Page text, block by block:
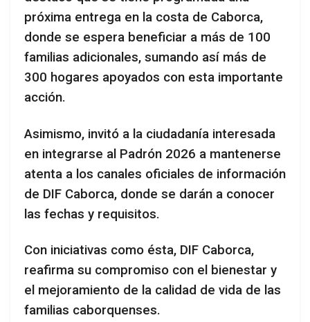
próxima entrega en la costa de Caborca,
donde se espera beneficiar a más de 100
familias adicionales, sumando así más de
300 hogares apoyados con esta importante
acción.
Asimismo, invitó a la ciudadanía interesada
en integrarse al Padrón 2026 a mantenerse
atenta a los canales oficiales de información
de DIF Caborca, donde se darán a conocer
las fechas y requisitos.
Con iniciativas como ésta, DIF Caborca,
reafirma su compromiso con el bienestar y
el mejoramiento de la calidad de vida de las
familias caborquenses.